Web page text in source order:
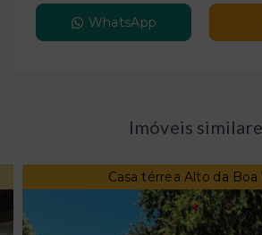
WhatsApp
Imóveis
Casa térrea Alto da Boa